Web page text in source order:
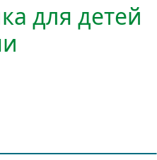
для детей